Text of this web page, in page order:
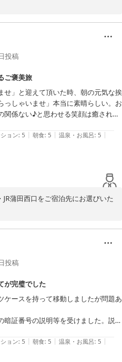
パーホテル東京・ＪＲ蒲田西口
に対してキャパ不足。
3人程度（＝最大6人ほど）。
、朝の炭酸泉は断念。
方ないと感じた。
残念。
足。
、迷わず到着できる。
としては魅力的。
のまま食べるべきか」が分かりづら
は、
してしまう”という自身の習慣がある
ィ、ユニットバスの段差や狭さ、
なご指摘をいただき心よりお詫び申
なご案内について、今後の運営の
さをお褒めいただき、とても嬉し
対応へも高い評価をいただき、何
田駅からのアクセスの分かりやす
満足いただけたようで何よりでご
は24時間いつでもご利用いただけ
駅から徒歩3分とアクセスも良
利な立地となっております。
し上げます。東京もいよいよ本格的
いておりますので、どうぞご自愛
ることを心よりお待ちしておりま
　支配人
パーホテル東京・ＪＲ蒲田西口
投稿
ご褒美旅
せ」と迎えて頂いた時、朝の元気な挨
っしゃいませ」本当に素晴らしい。お
関係ない♪と思わせる笑顔は癒されま
ョン: 5 | 朝食: 5 | 温泉・お風呂: 5 |
蒲田西口をご宿泊先にお選びいた
。
ご褒美旅の癒しとなったとのこ
した。「お疲れ様です」「お帰りな
せ」といった言葉でお迎えし、お
ましたら、私どもにとっても大き
、ご不便をおかけし申し訳ござい
なお気持ちでお過ごしいただけた
す。当館の高濃度人工炭酸泉「梅
慢の設備でございます。
し暑い日が続きます。どうぞお身
投稿
が完璧でした
ケースを持って移動しましたが問題あ
証番号の説明等を受けました。説明
。
従業員の方は、どのポジションの方
とても良いと感じました。
ョン: 5 | 朝食: 5 | 温泉・お風呂: 5 |